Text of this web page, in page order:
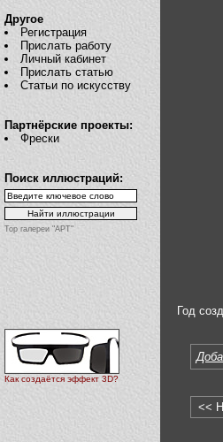
Другое
Регистрация
Прислать работу
Личный кабинет
Прислать статью
Статьи по искусству
Партнёрские проекты:
Фрески
Поиск иллюстраций:
Top галереи "АРТ"
Как создаётся эффект 3D?
Год
<<